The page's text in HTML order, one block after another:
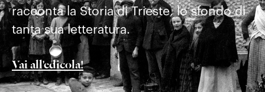
racconta la Storia di Trieste, lo sfondo di
tanta sua letteratura.
Vai all'edicola!